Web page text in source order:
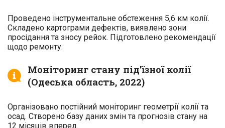
Проведено інструментальне обстеження 5,6 км колії.
Складено картограми дефектів, виявлено зони
просідання та зносу рейок. Підготовлено рекомендації
щодо ремонту.
Моніторинг стану під'їзної колії
(Одеська область, 2022)
Організовано постійний моніторинг геометрії колії та
осад. Створено базу даних змін та прогнозів стану на
12 місяців вперед.